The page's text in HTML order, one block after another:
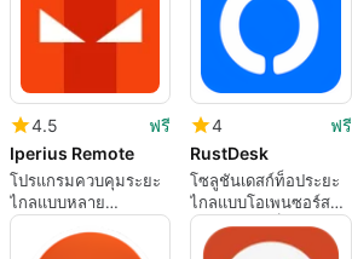
4.5
ฟรี
Iperius Remote
โปรแกรมควบคุมระยะ
ไกลแบบหลาย
แพลตฟอร์ม
4
ฟรี
RustDesk
โซลูชันเดสก์ท็อประยะ
ไกลแบบโอเพนซอร์ส
สำหรับเดสก์ท็อป